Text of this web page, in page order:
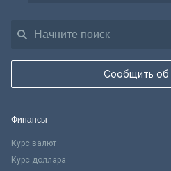
Сообщить об
Финансы
Курс валют
Курс доллара